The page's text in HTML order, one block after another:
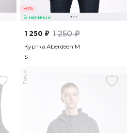
−0%
В наличии
1 250 ₽ 1 250 ₽
Куртка Aberdeen M
S
Devo